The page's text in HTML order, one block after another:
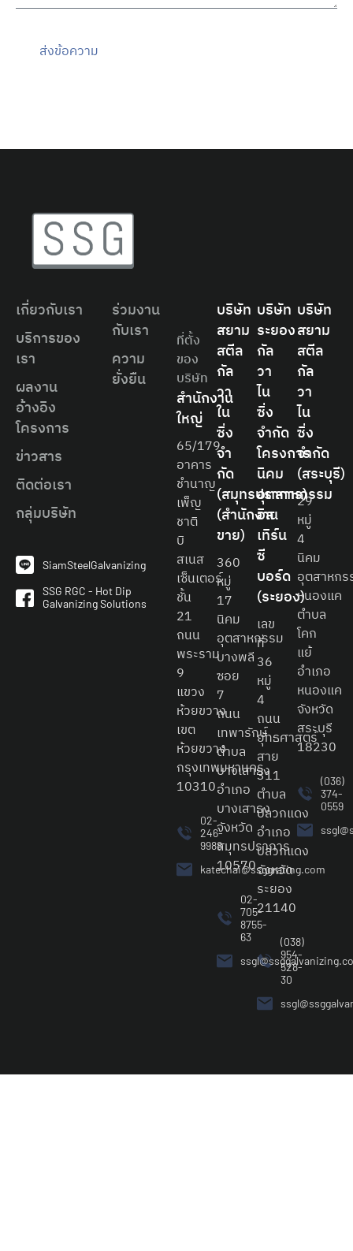
ส่งข้อความ
เกี่ยวกับเรา
บริการของ
เรา
ผลงาน
อ้างอิง
โครงการ
ข่าวสาร
ติดต่อเรา
กลุ่มบริษัท
ร่วมงาน
กับเรา
ความ
ยั่งยืน
SiamSteelGalvanizing
SSG RGC - Hot Dip
Galvanizing Solutions
ที่ตั้ง
ของ
บริษัท
สำนักงาน
ใหญ่
65/179
อาคาร
ชำนาญ
เพ็ญ
ชาติ
บิ
สเนส
เซ็นเตอร์
ชั้น
21
ถนน
พระราม
9
แขวง
ห้วยขวาง
เขต
ห้วยขวาง
กรุงเทพมหานคร
10310
02-
246-
9988
katechai@ssggrating.com
บริษัท
สยาม
สตีล
กัล
วา
ใน
ซิ่ง
จํา
กัด
(สมุทรปราการ)
(สำนักงาน
ขาย)
360
หมู่
17
นิคม
อุตสาหกรรม
บางพลี
ซอย
7
ถนน
เทพารักษ์
ตำบล
บางเสาธง
อำเภอ
บางเสาธง
จังหวัด
สมุทรปราการ
10570
02-
705-
8755-
63
บริษัท
ระยอง
กัล
วา
ไน
ซิ่ง
จำกัด
โครงการ
นิคม
อุตสาหกรรม
อิส
เทิร์น
ซี
บอร์ด
(ระยอง)
เลข
ที่
36
หมู่
4
ถนน
ยุทธศาสตร์
สาย
311
ตำบล
ปลวกแดง
อำเภอ
ปลวกแดง
จังหวัด
ระยอง
21140
(038)
954-
528-
30
บริษัท
สยาม
สตีล
กัล
วา
ไน
ซิ่ง
จำกัด
(สระบุรี)
29
หมู่
4
นิคม
อุตสาหก
หนองแค
ตำบล
โคก
แย้
อำเภอ
หนองแค
จังหวัด
สระบุรี
18230
(036)
374-
0559